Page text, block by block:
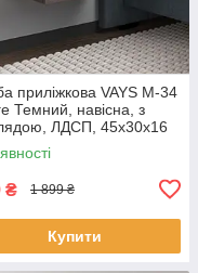
приліжкова VAYS M-34
Темний, навісна, з
ЛДСП, 45х30х16
спальні
₴ 1 899 ₴
Купити